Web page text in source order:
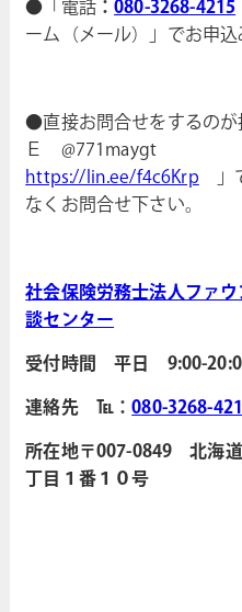
●「電話：080-3268-4215
ーム（メール）」でお申込
●直接お問合せをするのが
Ｅ @771maygt
https://lin.ee/f4c6Krp 」
なくお問合せ下さい。
社会保険労務士法人ファウ
談センター
受付時間 平日 9:00-20:00
連絡先 ℡：080-3268-
所在地〒007-0849 北海
丁目１番１０号